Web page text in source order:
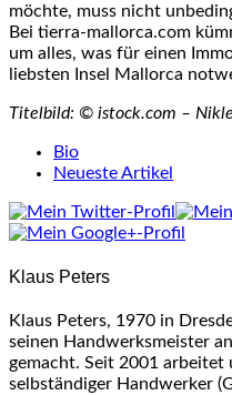
möchte, muss nicht
Bei tierra-mallorca.com
um alles, was für einen
liebsten Insel Mallorca
Titelbild: © istock.com –
following
tabs
change
below.
Bio
Neueste Artikel
Klaus Peters
Klaus Peters, 1970 in
seinen Handwerksmeister
gemacht. Seit 2001 arbeitet
selbständiger Handwerker